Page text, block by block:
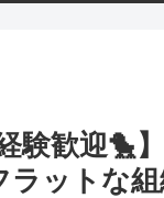
験歓迎🐤
ラットな